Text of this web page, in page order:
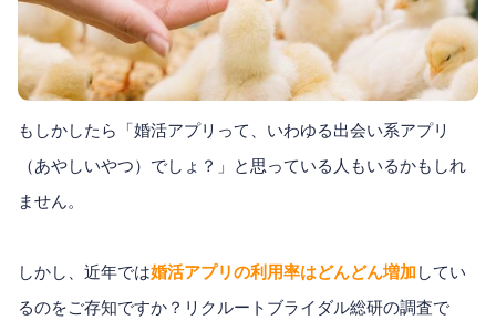
もしかしたら「婚活アプリって、いわゆる出会い系アプリ
（あやしいやつ）でしょ？」と思っている人もいるかもしれ
ません。
しかし、近年では婚活アプリの利用率はどんどん増加 してい
るのをご存知ですか？リクルートブライダル総研の調査で